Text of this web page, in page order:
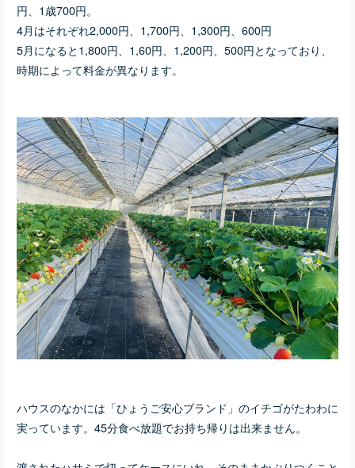
円、1歳700円。
4月はそれぞれ2,000円、1,700円、1,300円、600円
5月になると1,800円、1,60円、1,200円、500円となっており、
時期によって料金が異なります。
ハウスのなかには「ひょうご安心ブランド」のイチゴがたわわに
実っています。45分食べ放題でお持ち帰りは出来ません。